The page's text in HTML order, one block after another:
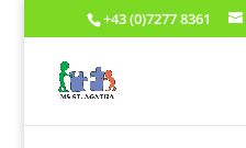
+43 (0)7277 8361